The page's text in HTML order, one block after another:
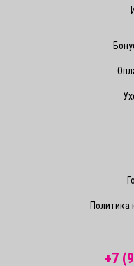
Политика
+7